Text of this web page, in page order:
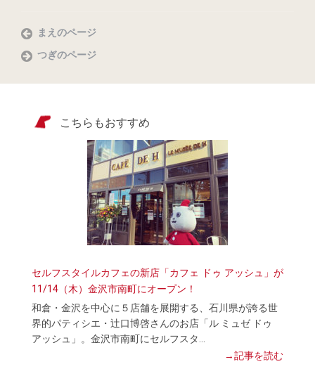
まえのページ
つぎのページ
こちらもおすすめ
セルフスタイルカフェの新店「カフェ ドゥ アッシュ」が
11/14（木）金沢市南町にオープン！
和倉・金沢を中心に５店舗を展開する、石川県が誇る世
界的パティシエ・辻口博啓さんのお店「ル ミュゼ ドゥ
アッシュ」。金沢市南町にセルフスタ…
→記事を読む